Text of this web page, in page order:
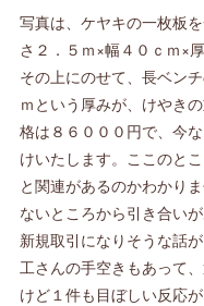
写真は、ケヤキの一枚板
さ２．５ｍ×幅４０ｃｍ×
その上にのせて、長ベン
ｍという厚みが、けやき
格は８６０００円で、今
けいたします。ここのと
と関連があるのかわかり
ないところから引き合い
新規取引になりそうな話
工さんの手空きもあって
けど１件も目ぼしい反応